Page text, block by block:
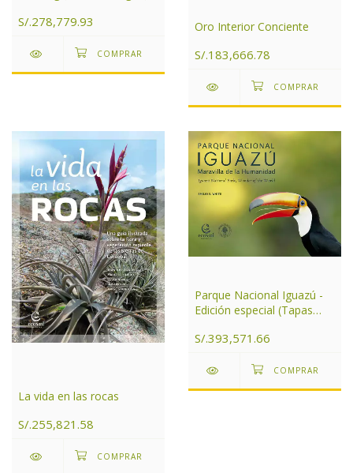
S/.278,779.93 Oro Interior Conciente
S/.183,666.78
La vida en las rocas
S/.255,821.58
Parque Nacional Iguazú -
Edición especial (Tapas
S/.393,571.66